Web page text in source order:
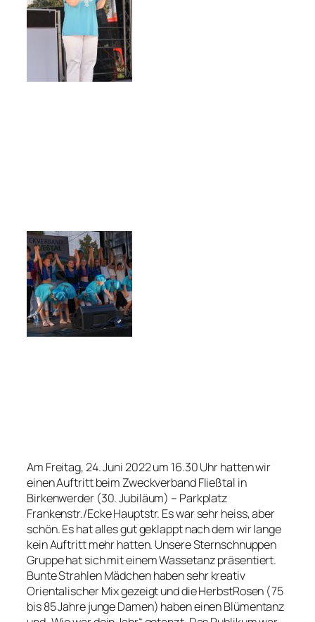
Am Freitag, 24. Juni 2022 um 16.30 Uhr hatten wir
einen Auftritt beim Zweckverband Fließtal in
Birkenwerder (30. Jubiläum) – Parkplatz
Frankenstr./Ecke Hauptstr. Es war sehr heiss, aber
schön. Es hat alles gut geklappt nach dem wir lange
kein Auftritt mehr hatten. Unsere Sternschnuppen
Gruppe hat sich mit einem Wassetanz präsentiert.
Bunte Strahlen Mädchen haben sehr kreativ
Orientalischer Mix gezeigt und die HerbstRosen (75
bis 85 Jahre junge Damen) haben einen Blümentanz